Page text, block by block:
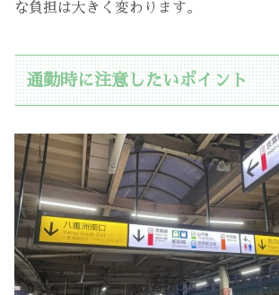
な負担は大きく変わります。
通勤時に注意したいポイント